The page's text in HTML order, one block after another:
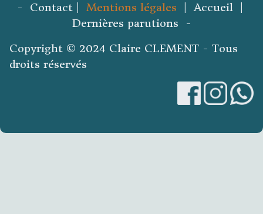
- Contact | Mentions légales | Accueil |
Dernières parutions -
Copyright © 2024 Claire CLEMENT - Tous
droits réservés